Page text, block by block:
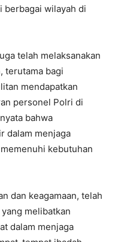
berbagai wilayah di
telah melaksanakan
terutama bagi
mendapatkan
personel Polri di
bahwa
dalam menjaga
kebutuhan
dan keagamaan, telah
melibatkan
dalam menjaga